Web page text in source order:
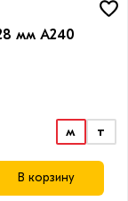
мм A240
м т
В корзину